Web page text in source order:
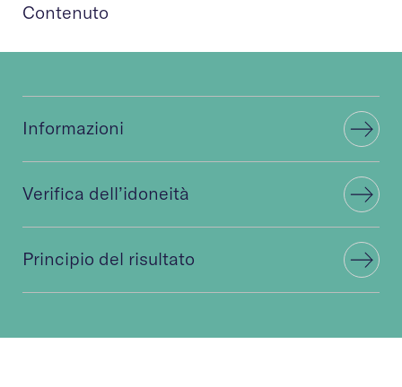
Contenuto
Informazioni
Verifica dell’idoneità
Principio del risultato